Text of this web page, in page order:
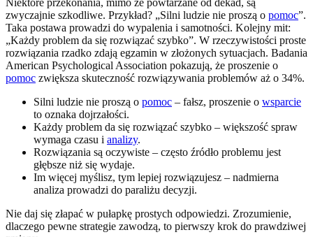
Niektóre przekonania, mimo że powtarzane od dekad, są
zwyczajnie szkodliwe. Przykład? „Silni ludzie nie proszą o pomoc”.
Taka postawa prowadzi do wypalenia i samotności. Kolejny mit:
„Każdy problem da się rozwiązać szybko”. W rzeczywistości proste
rozwiązania rzadko zdają egzamin w złożonych sytuacjach. Badania
American Psychological Association pokazują, że proszenie o
pomoc zwiększa skuteczność rozwiązywania problemów aż o 34%.
Silni ludzie nie proszą o pomoc – fałsz, proszenie o wsparcie
to oznaka dojrzałości.
Każdy problem da się rozwiązać szybko – większość spraw
wymaga czasu i analizy.
Rozwiązania są oczywiste – często źródło problemu jest
głębsze niż się wydaje.
Im więcej myślisz, tym lepiej rozwiązujesz – nadmierna
analiza prowadzi do paraliżu decyzji.
Nie daj się złapać w pułapkę prostych odpowiedzi. Zrozumienie,
dlaczego pewne strategie zawodzą, to pierwszy krok do prawdziwej